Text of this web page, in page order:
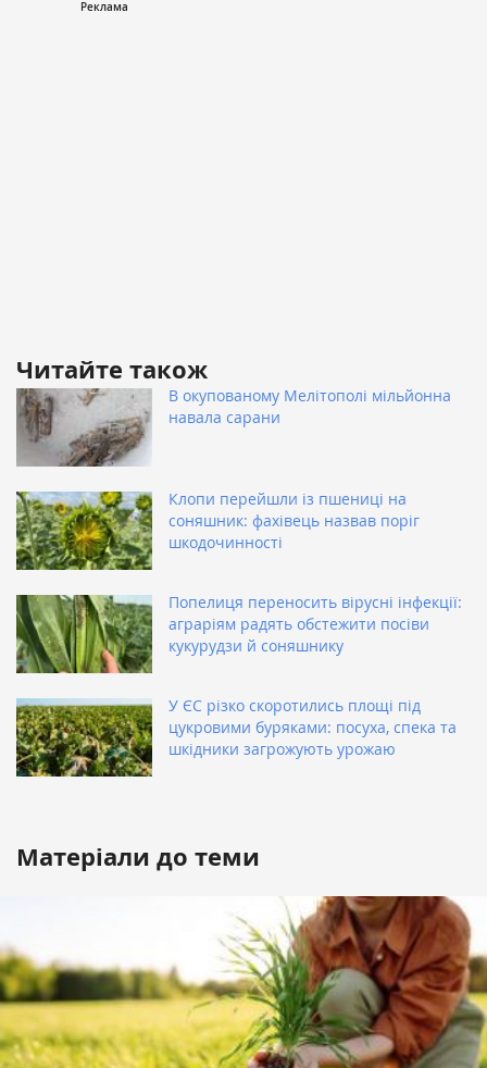
Читайте також
В окупованому Мелітополі мільйонна
навала сарани
Клопи перейшли із пшениці на
соняшник: фахівець назвав поріг
шкодочинності
Попелиця переносить вірусні інфекції:
аграріям радять обстежити посіви
кукурудзи й соняшнику
У ЄС різко скоротились площі під
цукровими буряками: посуха, спека та
шкідники загрожують урожаю
Матеріали до теми